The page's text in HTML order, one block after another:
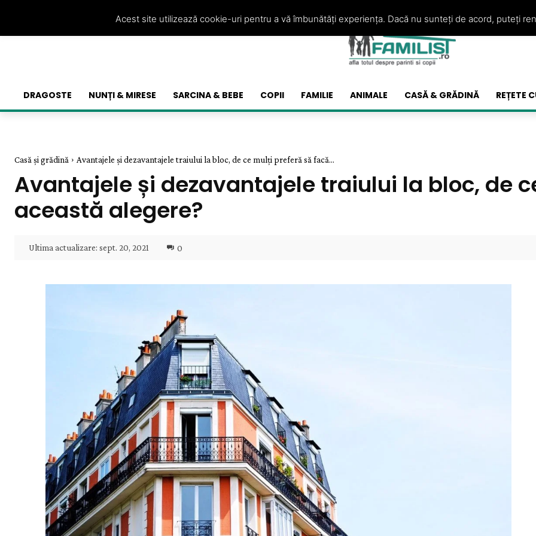
DRAGOSTE NUNȚI & MIRESE SARCINA & BEBE COPII FAMILIE ANIMALE CASĂ & GRĂDINĂ REȚETE
Casă și grădină Avantajele și dezavantajele traiului la bloc, de ce mulți preferă să facă...
Avantajele și dezavantajele traiului la bloc, de
această alegere?
Ultima actualizare: sept. 20, 2021 0
Acest site utilizează cookie-uri pentru a vă îmbunătăți experiența. Dacă nu sunteți de acord, puteți